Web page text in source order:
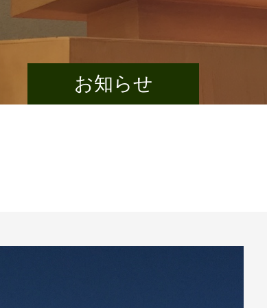
お知らせ